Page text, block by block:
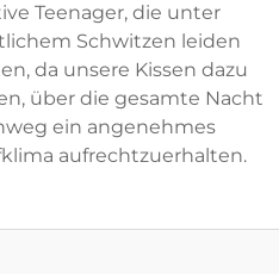
Teenager, die unter
Schwitzen leiden
da unsere Kissen dazu
über die gesamte Nacht
ein angenehmes
aufrechtzuerhalten.